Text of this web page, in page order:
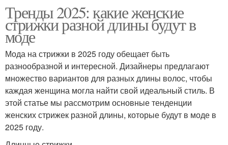
Тренды 2025: какие женские
стрижки разной длины будут в
моде
Мода на стрижки в 2025 году обещает быть
разнообразной и интересной. Дизайнеры предлагают
множество вариантов для разных длины волос, чтобы
каждая женщина могла найти свой идеальный стиль. В
этой статье мы рассмотрим основные тенденции
женских стрижек разной длины, которые будут в моде в
2025 году.